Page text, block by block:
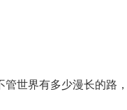
世界有多少漫长的路